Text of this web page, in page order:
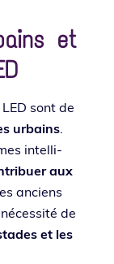
et
sont de
urbains.
intel­li­
aux
anciens
de
et les